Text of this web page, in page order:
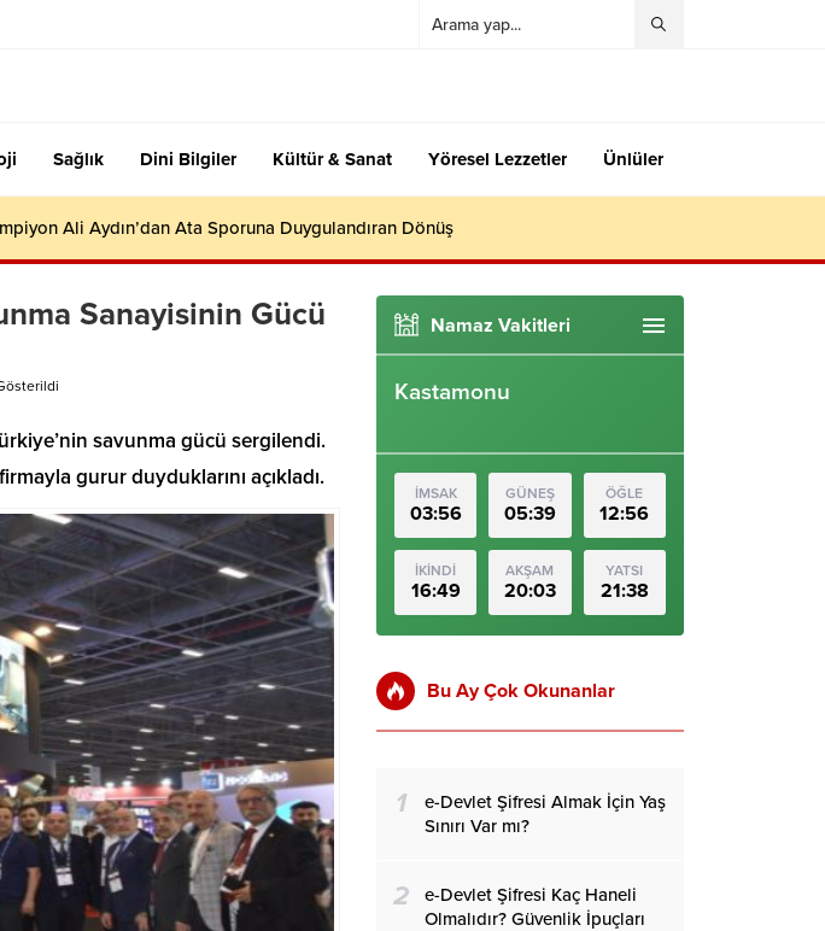
Sağlık Dini Bilgiler Kültür & Sanat Yöresel Lezzetler Ünlüler
Ali Aydın’dan Ata Sporuna Duygulandıran Dönüş
Sanayisinin Gücü
savunma gücü sergilendi.
gurur duyduklarını açıkladı.
Namaz Vakitleri
Kastamonu
İMSAK
03:56
GÜNEŞ
05:39
ÖĞLE
12:56
İKİNDİ
16:49
AKŞAM
20:03
YATSI
21:38
Bu Ay Çok Okunanlar
1
e-Devlet Şifresi Almak İçin Yaş
Sınırı Var mı?
2
e-Devlet Şifresi Kaç Haneli
Olmalıdır? Güvenlik İpuçları